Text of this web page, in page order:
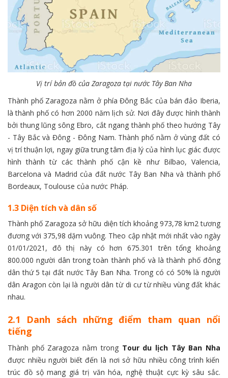
Vị trí bản đồ của Zaragoza tại nước Tây Ban Nha
Thành phố Zaragoza nằm ở phía Đông Bắc của bán đảo Iberia,
là thành phố có hơn 2000 năm lịch sử. Nơi đây được hình thành
bởi thung lũng sông Ebro, cắt ngang thành phố theo hướng Tây
- Tây Bắc và Đông - Đông Nam. Thành phố nằm ở vùng đất có
vị trí thuận lợi, ngay giữa trung tâm địa lý của hình lục giác được
hình thành từ các thành phố cận kề như Bilbao, Valencia,
Barcelona và Madrid của đất nước Tây Ban Nha và thành phố
Bordeaux, Toulouse của nước Pháp.
1.3 Diện tích và dân số
Thành phố Zaragoza sở hữu diện tích khoảng 973,78 km2 tương
đương với 375,98 dặm vuông. Theo cập nhật mới nhất vào ngày
01/01/2021, đô thị này có hơn 675.301 trên tổng khoảng
800.000 người dân trong toàn thành phố và là thành phố đông
dân thứ 5 tại đất nước Tây Ban Nha. Trong có có 50% là người
dân Aragon còn lại là người dân từ di cư từ nhiều vùng đất khác
nhau.
2.1 Danh sách những điểm tham quan nổi
tiếng
Thành phố Zaragoza nằm trong Tour du lịch Tây Ban Nha
được nhiều người biết đến là nơi sở hữu nhiều công trình kiến
trúc đồ sộ mang giá trị văn hóa, nghệ thuật cực kỳ sâu sắc.